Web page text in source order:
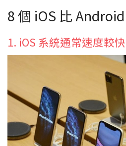
8 個 iOS 比
1. iOS 系統通常速度較